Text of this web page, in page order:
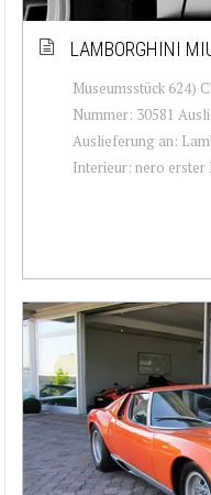
LAMBORGHINI
Museumsstück 624)
Nummer: 30581
Auslieferung an:
Interieur: nero erster